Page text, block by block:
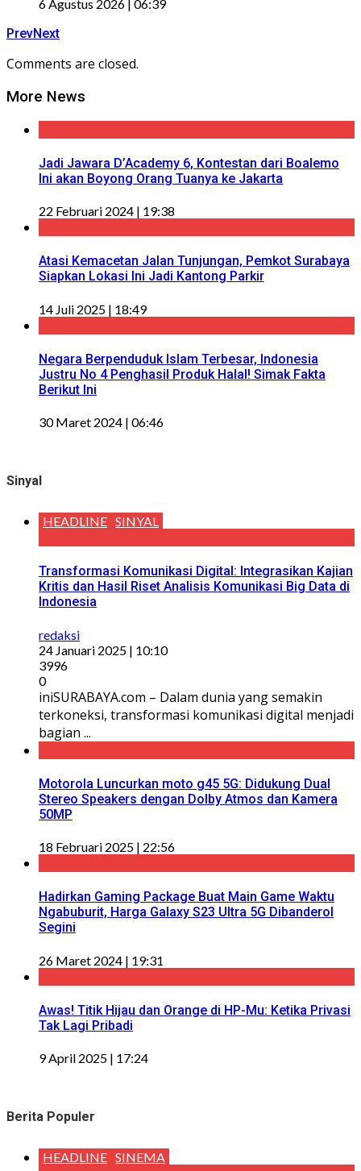
6 Agustus 2026 | 06:39
PrevNext
Comments are closed.
More News
Jadi Jawara D’Academy 6, Kontestan dari Boalemo
Ini akan Boyong Orang Tuanya ke Jakarta
22 Februari 2024 | 19:38
Atasi Kemacetan Jalan Tunjungan, Pemkot Surabaya
Siapkan Lokasi Ini Jadi Kantong Parkir
14 Juli 2025 | 18:49
Negara Berpenduduk Islam Terbesar, Indonesia
Justru No 4 Penghasil Produk Halal! Simak Fakta
Berikut Ini
30 Maret 2024 | 06:46
Sinyal
HEADLINE SINYAL
Transformasi Komunikasi Digital: Integrasikan Kajian
Kritis dan Hasil Riset Analisis Komunikasi Big Data di
Indonesia
redaksi
24 Januari 2025 | 10:10
3996
0
iniSURABAYA.com – Dalam dunia yang semakin
terkoneksi, transformasi komunikasi digital menjadi
bagian ...
Motorola Luncurkan moto g45 5G: Didukung Dual
Stereo Speakers dengan Dolby Atmos dan Kamera
50MP
18 Februari 2025 | 22:56
Hadirkan Gaming Package Buat Main Game Waktu
Ngabuburit, Harga Galaxy S23 Ultra 5G Dibanderol
Segini
26 Maret 2024 | 19:31
Awas! Titik Hijau dan Orange di HP-Mu: Ketika Privasi
Tak Lagi Pribadi
9 April 2025 | 17:24
Berita Populer
HEADLINE SINEMA